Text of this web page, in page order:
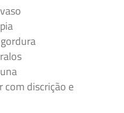
com discrição e